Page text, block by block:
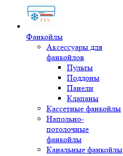
Фанкойлы
Аксессуары для
фанкойлов
Пульты
Поддоны
Панели
Клапаны
Кассетные фанкойлы
Напольно-
потолочные
фанкойлы
Канальные фанкойлы